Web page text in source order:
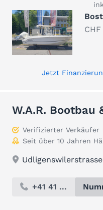
Jetzt
W.A.R. Bootbau
Verifizierter Verkäufer
Seit über 10 Jahren
+41 41 ...